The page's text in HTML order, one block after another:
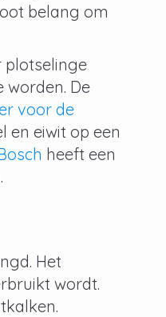
belang om
plotselinge
De
voor de
en eiwit op een
heeft een
Het
wordt.